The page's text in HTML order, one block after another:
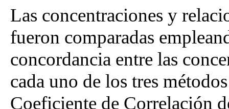
Las concentraciones y
fueron comparadas
concordancia entre las
cada uno de los tres
Coeficiente de Correlación